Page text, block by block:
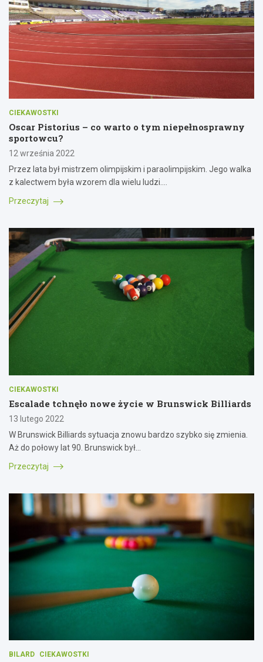
CIEKAWOSTKI
Oscar Pistorius – co warto o tym niepełnosprawny
sportowcu?
12 września 2022
Przez lata był mistrzem olimpijskim i paraolimpijskim. Jego walka
z kalectwem była wzorem dla wielu ludzi.…
Przeczytaj
CIEKAWOSTKI
Escalade tchnęło nowe życie w Brunswick Billiards
13 lutego 2022
W Brunswick Billiards sytuacja znowu bardzo szybko się zmienia.
Aż do połowy lat 90. Brunswick był…
Przeczytaj
BILARD CIEKAWOSTKI